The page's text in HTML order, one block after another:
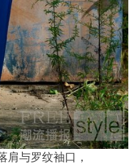
肩与罗纹袖口，